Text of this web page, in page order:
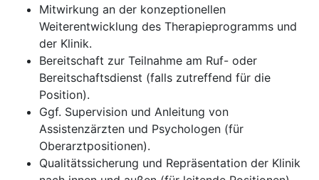
Mitwirkung an der konzeptionellen
Weiterentwicklung des Therapieprogramms und
der Klinik.
Bereitschaft zur Teilnahme am Ruf- oder
Bereitschaftsdienst (falls zutreffend für die
Position).
Ggf. Supervision und Anleitung von
Assistenzärzten und Psychologen (für
Oberarztpositionen).
Qualitätssicherung und Repräsentation der Klinik